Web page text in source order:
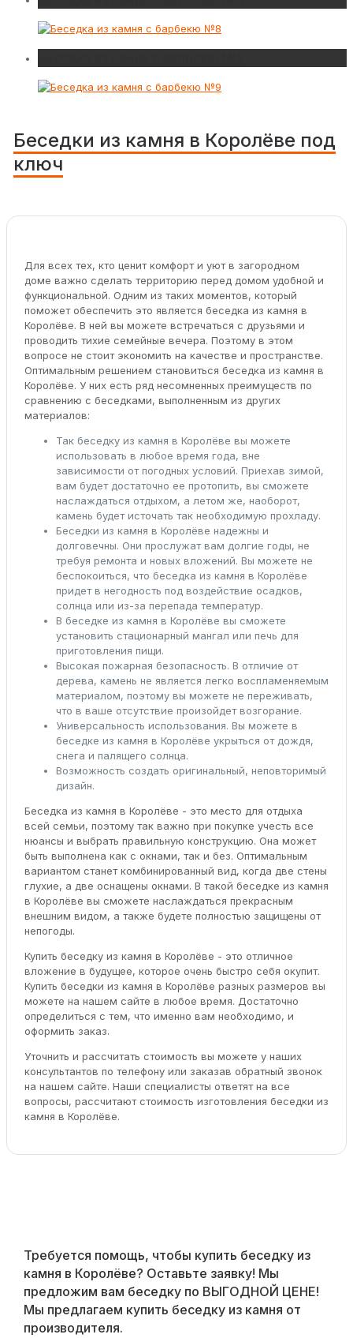
Беседки из камня в Королёве под
ключ
Для всех тех, кто ценит комфорт и уют в загородном
доме важно сделать территорию перед домом удобной и
функциональной. Одним из таких моментов, который
поможет обеспечить это является беседка из камня в
Королёве. В ней вы можете встречаться с друзьями и
проводить тихие семейные вечера. Поэтому в этом
вопросе не стоит экономить на качестве и пространстве.
Оптимальным решением становиться беседка из камня в
Королёве. У них есть ряд несомненных преимуществ по
сравнению с беседками, выполненным из других
материалов:
Так беседку из камня в Королёве вы можете
использовать в любое время года, вне
зависимости от погодных условий. Приехав зимой,
вам будет достаточно ее протопить, вы сможете
наслаждаться отдыхом, а летом же, наоборот,
камень будет источать так необходимую прохладу.
Беседки из камня в Королёве надежны и
долговечны. Они прослужат вам долгие годы, не
требуя ремонта и новых вложений. Вы можете не
беспокоиться, что беседка из камня в Королёве
придет в негодность под воздействие осадков,
солнца или из-за перепада температур.
В беседке из камня в Королёве вы сможете
установить стационарный мангал или печь для
приготовления пищи.
Высокая пожарная безопасность. В отличие от
дерева, камень не является легко воспламеняемым
материалом, поэтому вы можете не переживать,
что в ваше отсутствие произойдет возгорание.
Универсальность использования. Вы можете в
беседке из камня в Королёве укрыться от дождя,
снега и палящего солнца.
Возможность создать оригинальный, неповторимый
дизайн.
Беседка из камня в Королёве - это место для отдыха
всей семьи, поэтому так важно при покупке учесть все
нюансы и выбрать правильную конструкцию. Она может
быть выполнена как с окнами, так и без. Оптимальным
вариантом станет комбинированный вид, когда две стены
глухие, а две оснащены окнами. В такой беседке из камня
в Королёве вы сможете наслаждаться прекрасным
внешним видом, а также будете полностью защищены от
непогоды.
Купить беседку из камня в Королёве - это отличное
вложение в будущее, которое очень быстро себя окупит.
Купить беседки из камня в Королёве разных размеров вы
можете на нашем сайте в любое время. Достаточно
определиться с тем, что именно вам необходимо, и
оформить заказ.
Уточнить и рассчитать стоимость вы можете у наших
консультантов по телефону или заказав обратный звонок
на нашем сайте. Наши специалисты ответят на все
вопросы, рассчитают стоимость изготовления беседки из
камня в Королёве.
Требуется помощь, чтобы купить беседку из
камня в Королёве? Оставьте заявку! Мы
предложим вам беседку по ВЫГОДНОЙ ЦЕНЕ!
Мы предлагаем купить беседку из камня от
производителя.